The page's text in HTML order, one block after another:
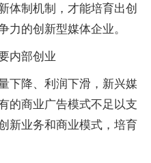
体制机制，才能培育出创
力的创新型媒体企业。
内部创业
下降、利润下滑，新兴媒
的商业广告模式不足以支
新业务和商业模式，培育